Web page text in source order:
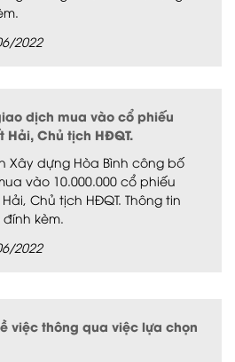
2022
dịch mua vào cổ phiếu
Hải, Chủ tịch HĐQT.
Xây dựng Hòa Bình công bố
vào 10.000.000 cổ phiếu
Chủ tịch HĐQT. Thông tin
kèm.
2022
việc thông qua việc lựa chọn